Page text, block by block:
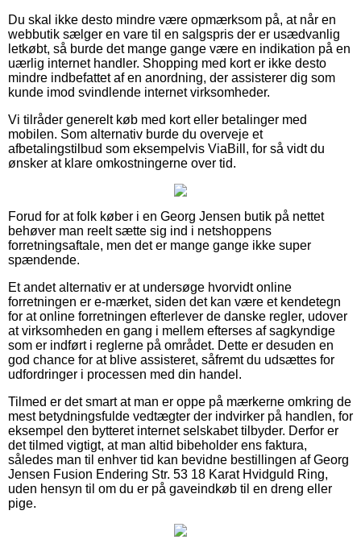
Du skal ikke desto mindre være opmærksom på, at når en
webbutik sælger en vare til en salgspris der er usædvanlig
letkøbt, så burde det mange gange være en indikation på en
uærlig internet handler. Shopping med kort er ikke desto
mindre indbefattet af en anordning, der assisterer dig som
kunde imod svindlende internet virksomheder.
Vi tilråder generelt køb med kort eller betalinger med
mobilen. Som alternativ burde du overveje et
afbetalingstilbud som eksempelvis ViaBill, for så vidt du
ønsker at klare omkostningerne over tid.
Forud for at folk køber i en Georg Jensen butik på nettet
behøver man reelt sætte sig ind i netshoppens
forretningsaftale, men det er mange gange ikke super
spændende.
Et andet alternativ er at undersøge hvorvidt online
forretningen er e-mærket, siden det kan være et kendetegn
for at online forretningen efterlever de danske regler, udover
at virksomheden en gang i mellem efterses af sagkyndige
som er indført i reglerne på området. Dette er desuden en
god chance for at blive assisteret, såfremt du udsættes for
udfordringer i processen med din handel.
Tilmed er det smart at man er oppe på mærkerne omkring de
mest betydningsfulde vedtægter der indvirker på handlen, for
eksempel den bytteret internet selskabet tilbyder. Derfor er
det tilmed vigtigt, at man altid bibeholder ens faktura,
således man til enhver tid kan bevidne bestillingen af Georg
Jensen Fusion Endering Str. 53 18 Karat Hvidguld Ring,
uden hensyn til om du er på gaveindkøb til en dreng eller
pige.